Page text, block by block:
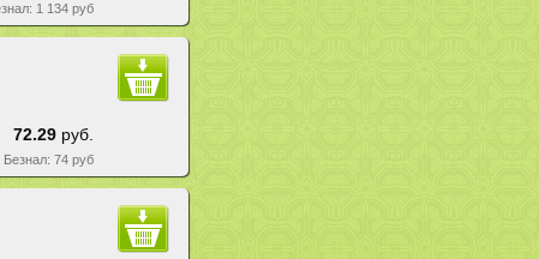
1 134 руб
72.29 руб.
74 руб